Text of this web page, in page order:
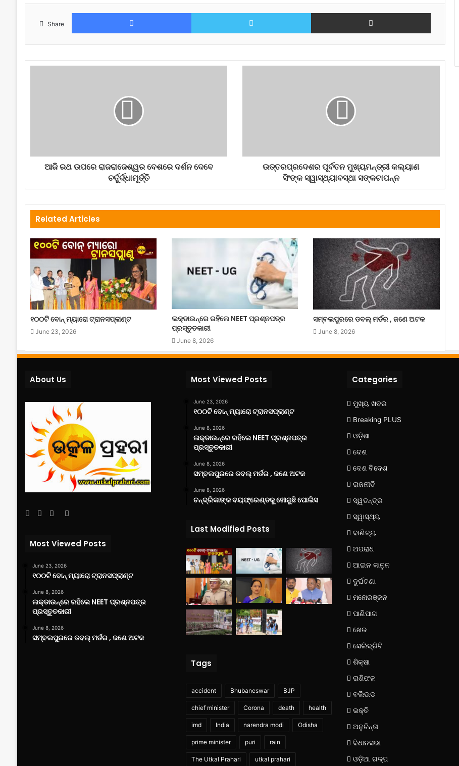
Share
Facebook Twitter Share via Email
ଆଜି ରଥ ଉପରେ ରାଜରାଜେଶ୍ୱର ବେଶରେ ଦର୍ଶନ ଦେବେ
ଚର୍ତୁର୍ଦ୍ଧାମୂର୍ତ୍ତି
ଉତ୍ତରପ୍ରଦେଶର ପୂର୍ବତନ ମୁଖ୍ୟମନ୍ତ୍ରୀ କଲ୍ୟାଣ
ସିଂଙ୍କ ସ୍ୱାସ୍ଥ୍ୟାବସ୍ଥା ସଙ୍କଟାପନ୍ନ
Related Articles
୧୦୦ଟି ବୋନ୍ ମ୍ୟାରୋ ଟ୍ରାନସପ୍ଲାଣ୍ଟ
June 23, 2026
ଲକ୍‌ଡାଉନ୍‌ରେ ରହିଲେ NEET ପ୍ରଶ୍ନପତ୍ର
ପ୍ରସ୍ତୁତକାରୀ
June 8, 2026
ସମ୍ବଲପୁରରେ ଡବଲ୍ ମର୍ଡର , ଜଣେ ଅଟକ
June 8, 2026
About Us
Facebook
TwitterYouTube
Most Viewed Posts
June 23, 2026
୧୦୦ଟି ବୋନ୍ ମ୍ୟାରୋ ଟ୍ରାନସପ୍ଲାଣ୍ଟ
June 8, 2026
ଲକ୍‌ଡାଉନ୍‌ରେ ରହିଲେ NEET ପ୍ରଶ୍ନପତ୍ର
ପ୍ରସ୍ତୁତକାରୀ
June 8, 2026
ସମ୍ବଲପୁରରେ ଡବଲ୍ ମର୍ଡର , ଜଣେ ଅଟକ
Most Viewed Posts
June 23, 2026
୧୦୦ଟି ବୋନ୍ ମ୍ୟାରୋ ଟ୍ରାନସପ୍ଲାଣ୍ଟ
June 8, 2026
ଲକ୍‌ଡାଉନ୍‌ରେ ରହିଲେ NEET ପ୍ରଶ୍ନପତ୍ର
ପ୍ରସ୍ତୁତକାରୀ
June 8, 2026
ସମ୍ବଲପୁରରେ ଡବଲ୍ ମର୍ଡର , ଜଣେ ଅଟକ
June 8, 2026
ଚନ୍ଦ୍ରିକାଙ୍କ ବୟଫ୍ରେଣ୍ଡକୁ ଖୋଜୁଛି ପୋଲିସ
Last Modified Posts
Tags
accident Bhubaneswar BJP
chief minister Corona death health
imd India narendra modi Odisha
prime minister puri rain
The Utkal Prahari utkal prahari
Categories
ମୁଖ୍ୟ ଖବର
Breaking PLUS
ଓଡ଼ିଶା
ଦେଶ
ଦେଶ ବିଦେଶ
ରାଜନୀତି
ସ୍ୱତନ୍ତ୍ର
ସ୍ୱାସ୍ଥ୍ୟ
ବାଣିଜ୍ୟ
ଅପରାଧ
ଆଇନ କାନୁନ
ଦୁର୍ଘଟଣା
ମନୋରଞ୍ଜନ
ପାଣିପାଗ
ଖେଳ
ସେଲିବ୍ରିଟି
ଶିକ୍ଷା
ରାଶିଫଳ
ବଲିଉଡ
ଭକ୍ତି
ଅନୁଚିନ୍ତା
ବିଧାନସଭା
ଓଡ଼ିଆ ଗଳ୍ପ